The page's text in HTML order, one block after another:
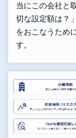
当にこの会社と
切な設定額は？
をおこなうため
す。